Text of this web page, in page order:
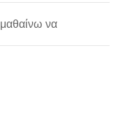
μαθαίνω να